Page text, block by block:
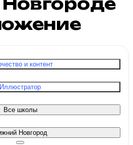
и контент
Иллюстратор
Все школы
Новгород